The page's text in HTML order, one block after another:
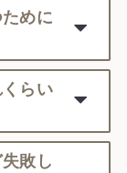
めに
らい
敗し